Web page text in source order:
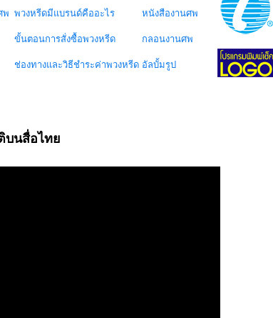
พ พวงหรีดมีแบรนด์คืออะไร
ขั้นตอนการสั่งซื้อพวงหรีด
ช่องทางและวิธีชำระค่าพวงหรีด
หนังสืองานศพ
กลอนงานศพ
อัลบั้มรูป
บนสื่อไทย